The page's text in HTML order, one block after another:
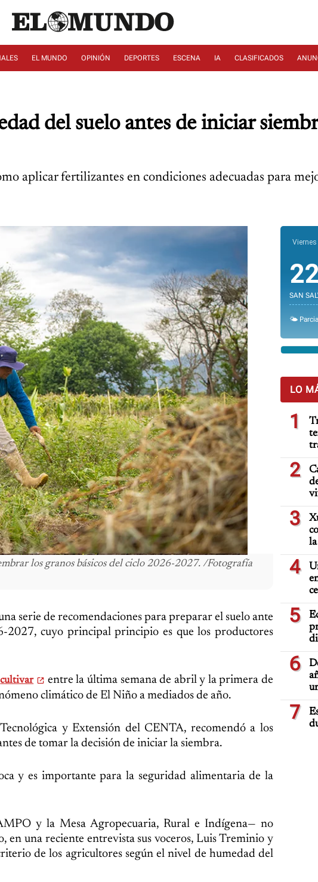
EL MUNDO OPINIÓN DEPORTES ESCENA IA CLASIFICADOS
del suelo antes de iniciar
aplicar fertilizantes en condiciones adecuadas para
los granos básicos del ciclo 2026-2027. /Fotografía
serie de recomendaciones para preparar el suelo ante
2027, cuyo principal principio es que los productores
cultivar
entre la última semana de abril y la primera de
climático de El Niño a mediados de año.
y Extensión del CENTA, recomendó a los
de tomar la decisión de iniciar la siembra.
y es importante para la seguridad alimentaria de la
y la Mesa Agropecuaria, Rural e Indígena— no
una reciente entrevista sus voceros, Luis Treminio y
de los agricultores según el nivel de humedad del
SAN
🌤️
LO
1
2
3
4
5
6
7